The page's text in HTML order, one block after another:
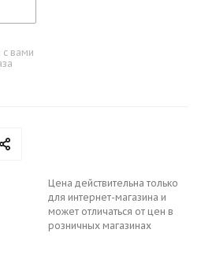
с вами
Цена действительна только
для интернет-магазина и
может отличаться от цен в
розничных магазинах